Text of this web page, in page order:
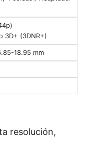
3D+ (3DNR+)
18.95 mm
resolución,